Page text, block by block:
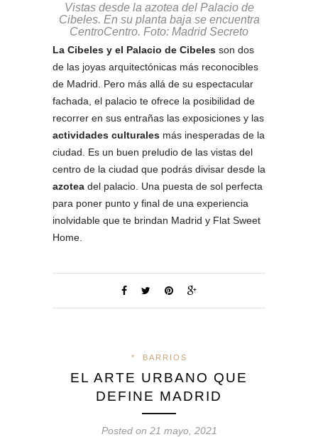
Vistas desde la azotea del Palacio de
Cibeles. En su planta baja se encuentra
CentroCentro. Foto: Madrid Secreto
La Cibeles y el Palacio de Cibeles son dos
de las joyas arquitectónicas más reconocibles
de Madrid. Pero más allá de su espectacular
fachada, el palacio te ofrece la posibilidad de
recorrer en sus entrañas las exposiciones y las
actividades culturales más inesperadas de la
ciudad. Es un buen preludio de las vistas del
centro de la ciudad que podrás divisar desde la
azotea del palacio. Una puesta de sol perfecta
para poner punto y final de una experiencia
inolvidable que te brindan Madrid y Flat Sweet
Home.
* BARRIOS
EL ARTE URBANO QUE
DEFINE MADRID
Posted on 21 mayo, 2021